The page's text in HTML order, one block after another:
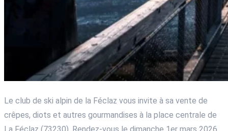
Le club de ski alpin de la Féclaz vous invite à sa vente de
crêpes, diots et autres gourmandises à la place centrale de